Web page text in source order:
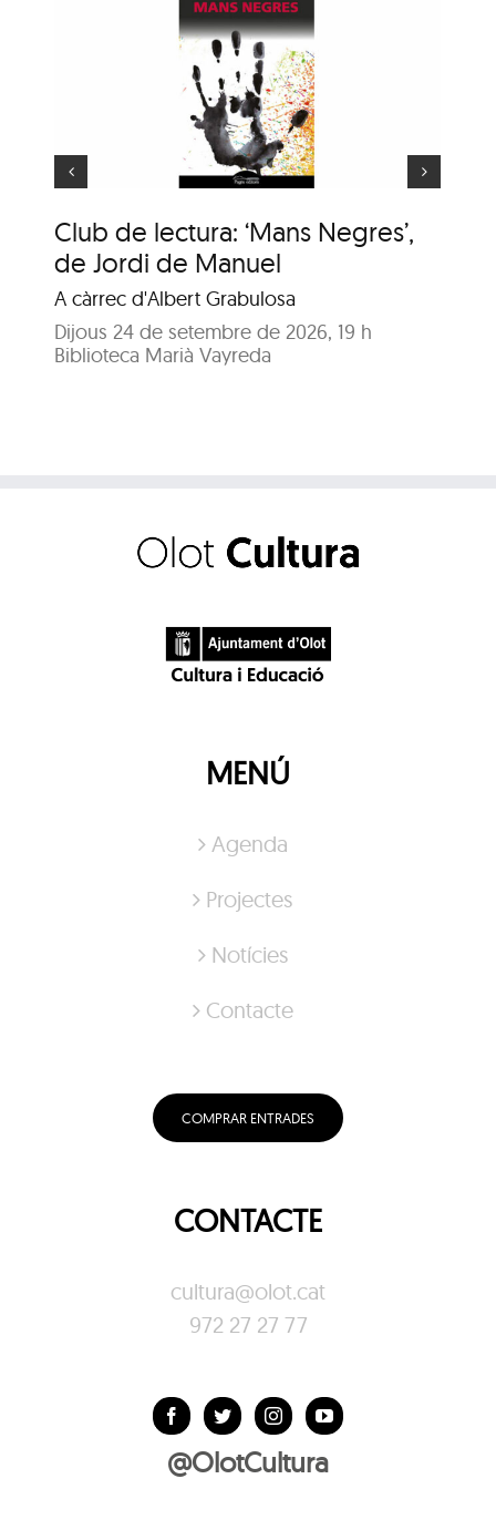
Club de lectura: ‘Mans Negres’,
de Jordi de Manuel
A càrrec d'Albert Grabulosa
Dijous 24 de setembre de 2026, 19 h
Biblioteca Marià Vayreda
Animaler
MENÚ
Agenda
Projectes
Notícies
Contacte
COMPRAR ENTRADES
CONTACTE
cultura@olot.cat
972 27 27 77
@OlotCultura